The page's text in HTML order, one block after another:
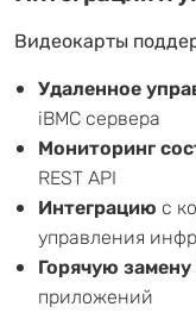
Видеокарты
Удаленное
iBMC сервера
Мониторинг
REST API
Интеграцию с
управления
Горячую замену
приложений